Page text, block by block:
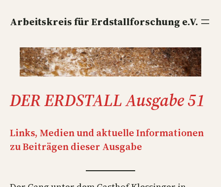
zum
wechseln
Arbeitskreis für Erdstallforschung e.V.
DER ERDSTALL Ausgabe 51
Links, Medien und aktuelle Informationen
zu Beiträgen dieser Ausgabe